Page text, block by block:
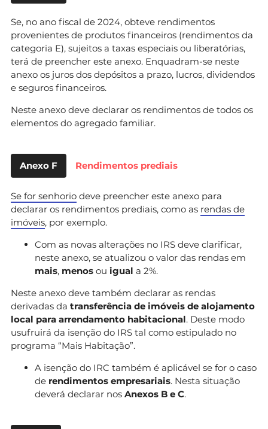
Se, no ano fiscal de 2024, obteve rendimentos
provenientes de produtos financeiros (rendimentos da
categoria E), sujeitos a taxas especiais ou liberatórias,
terá de preencher este anexo. Enquadram-se neste
anexo os juros dos depósitos a prazo, lucros, dividendos
e seguros financeiros.
Neste anexo deve declarar os rendimentos de todos os
elementos do agregado familiar.
Anexo F Rendimentos prediais
Se for senhorio deve preencher este anexo para
declarar os rendimentos prediais, como as rendas de
imóveis, por exemplo.
Com as novas alterações no IRS deve clarificar,
neste anexo, se atualizou o valor das rendas em
mais, menos ou igual a 2%.
Neste anexo deve também declarar as rendas
derivadas da transferência de imóveis de alojamento
local para arrendamento habitacional. Deste modo
usufruirá da isenção do IRS tal como estipulado no
programa “Mais Habitação”.
A isenção do IRC também é aplicável se for o caso
de rendimentos empresariais. Nesta situação
deverá declarar nos Anexos B e C.